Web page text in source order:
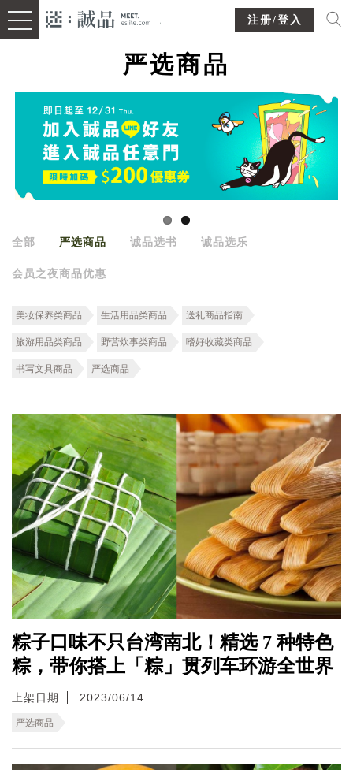
注册/登入
严选商品
全部 严选商品 诚品选书 诚品选乐
会员之夜商品优惠
美妆保养类商品 生活用品类商品 送礼商品指南
旅游用品类商品 野营炊事类商品 嗜好收藏类商品
书写文具商品 严选商品
粽子口味不只台湾南北！精选 7 种特色
粽，带你搭上「粽」贯列车环游全世界
上架日期 2023/06/14
严选商品